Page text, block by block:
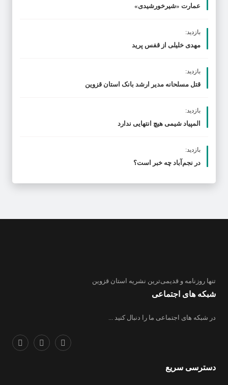
عمارت «شیرخورشیدی»
بازدید:
مهدی خلیلی از قفس پرید
بازدید:
قتل مسلحانه مدیر ارشد بانک استان قزوین
بازدید:
المپیاد شیمی هیچ انتهایی ندارد
بازدید:
در نجم‌‌آباد چه خبر است؟
تنها روزنامه و قدیمی‌ترین نشریه استان قزوین
شبکه های اجتماعی
در شبکه های اجتماعی ما را دنبال کنید ...
دسترسی سریع